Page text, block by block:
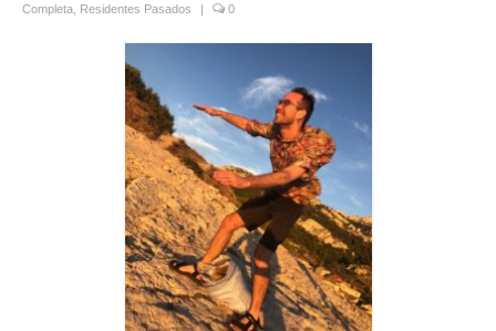
Completa Residentes Pasados | 0